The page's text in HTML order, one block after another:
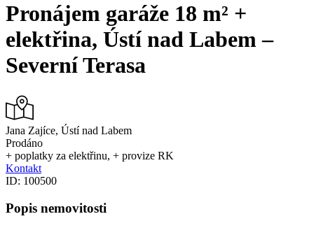
Pronájem garáže 18 m² +
elektřina, Ústí nad Labem –
Severní Terasa
Jana Zajíce, Ústí nad Labem
Prodáno
+ poplatky za elektřinu, + provize RK
Kontakt
ID: 100500
Popis nemovitosti